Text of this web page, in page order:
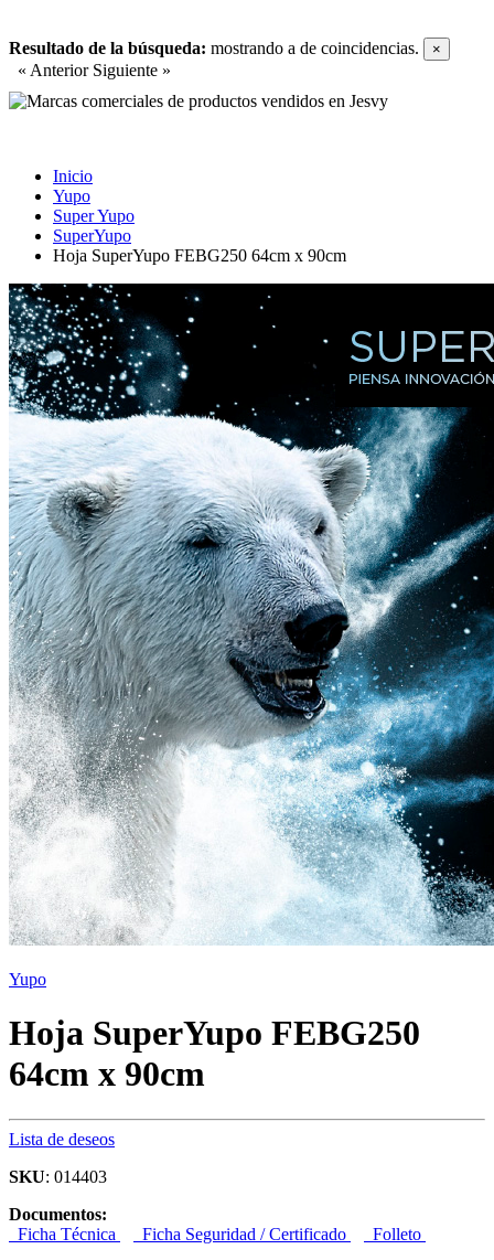
Resultado de la búsqueda: mostrando a de coincidencias. ×
« Anterior Siguiente »
Inicio
Yupo
Super Yupo
SuperYupo
Hoja SuperYupo FEBG250 64cm x 90cm
Yupo
Hoja SuperYupo FEBG250
64cm x 90cm
Lista de deseos
SKU: 014403
Documentos:
Ficha Técnica
Ficha Seguridad / Certificado Folleto